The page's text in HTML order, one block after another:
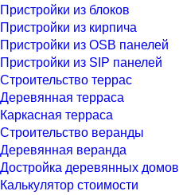
Пристройки из блоков
Пристройки из кирпича
Пристройки из OSB панелей
Пристройки из SIP панелей
Строительство террас
Деревянная терраса
Каркасная терраса
Строительство веранды
Деревянная веранда
Достройка деревянных домов
Калькулятор стоимости